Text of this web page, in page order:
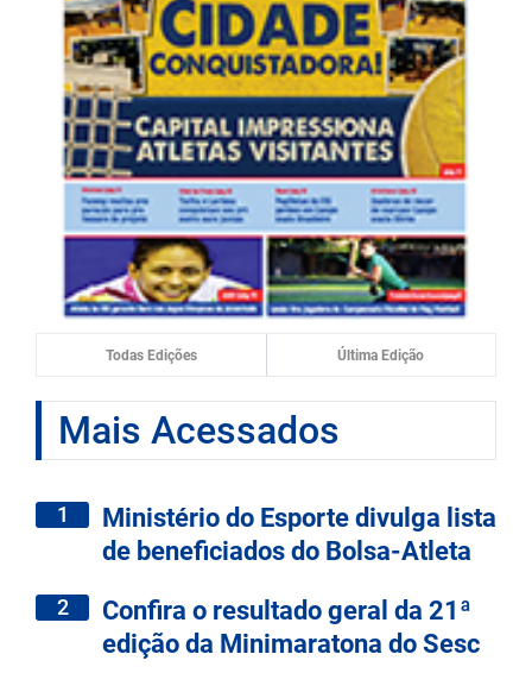
Todas Edições Última Edição
Mais Acessados
1
Ministério do Esporte divulga lista
de beneficiados do Bolsa-Atleta
2
Confira o resultado geral da 21ª
edição da Minimaratona do Sesc